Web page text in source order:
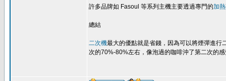
許多品牌如 Fasoul 等系列主機主要透過專門的加
總結
二次機最大的優點就是省錢，因為可以將煙彈進行
次的70%-80%左右，像泡過的咖啡沖了第二次的